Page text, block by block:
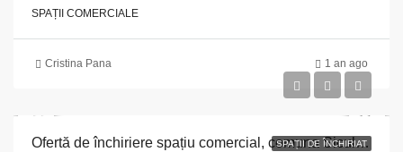
SPAȚII COMERCIALE
Cristina Pana 1 an ago
SPAȚII DE ÎNCHIRIAT
Ofertă de închiriere spațiu comercial, comuna Sicula, nr 271, 61 mp